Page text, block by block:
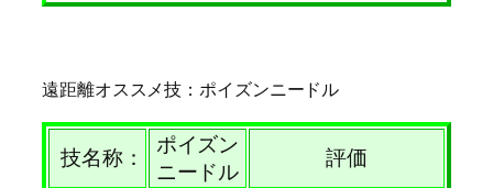
遠距離オススメ技：ポイズンニードル
技名称：
ポイズン
ニードル
評価